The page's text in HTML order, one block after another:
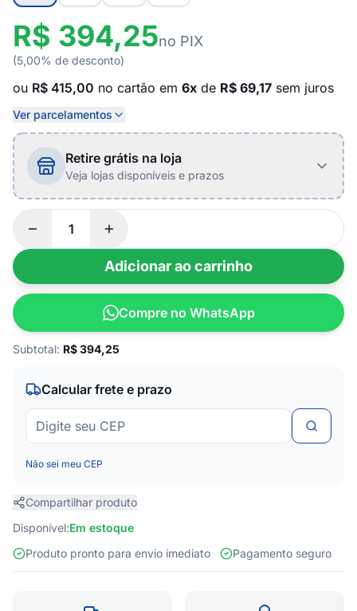
R$ 394,25no PIX
(5,00% de desconto)
ou R$ 415,00 no cartão em 6x de R$ 69,17 sem juros
Ver parcelamentos
Retire grátis na loja
Veja lojas disponíveis e prazos
Adicionar ao carrinho
Compre no WhatsApp
Subtotal: R$394,25
Calcular frete e prazo
Não sei meu CEP
Compartilhar produto
Disponível:Em estoque
Produto pronto para envio imediato
Pagamento seguro